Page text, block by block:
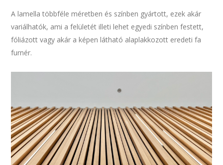
A lamella többféle méretben és színben gyártott, ezek akár
variálhatók, ami a felületét illeti lehet egyedi színben festett,
fóliázott vagy akár a képen látható alaplakkozott eredeti fa
furnér.